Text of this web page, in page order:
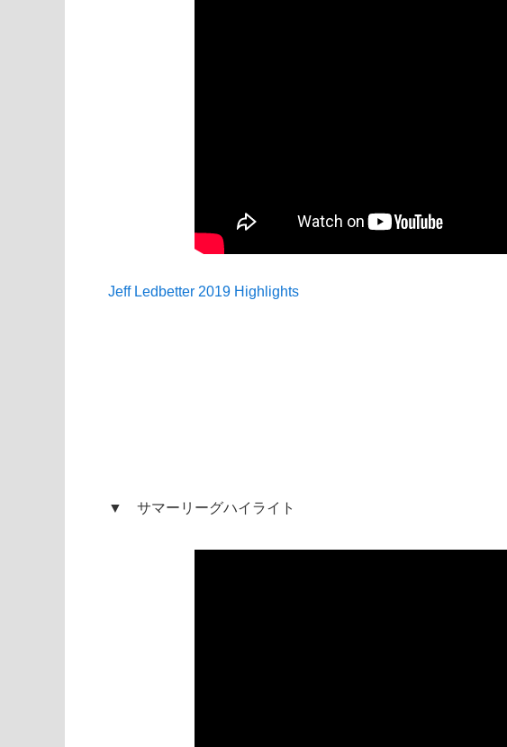
Jeff Ledbetter 2019 Highlights
▼ サマーリーグハイライト